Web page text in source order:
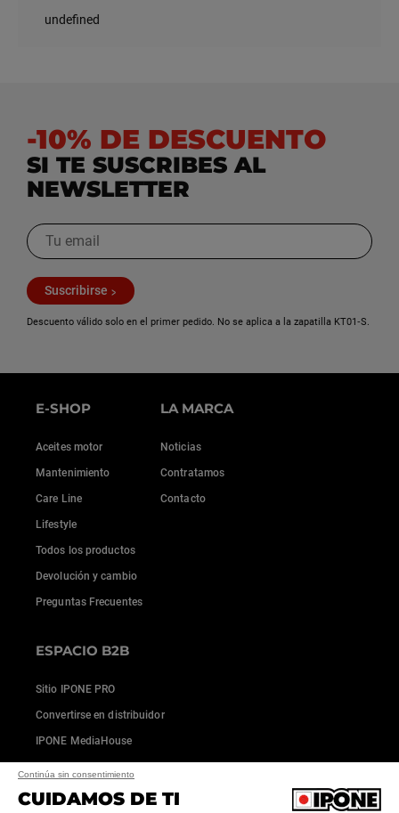
Continúa sin consentimiento
CUIDAMOS DE TI
undefined
-10% DE DESCUENTO
SI TE SUSCRIBES AL
NEWSLETTER
Suscribirse
Descuento válido solo en el primer pedido. No se aplica a la zapatilla KT01‑S.
E-SHOP
Aceites motor
Mantenimiento
Care Line
Lifestyle
Todos los productos
Devolución y cambio
Preguntas Frecuentes
LA MARCA
Noticias
Contratamos
Contacto
ESPACIO B2B
Sitio IPONE PRO
Convertirse en distribuidor
IPONE MediaHouse